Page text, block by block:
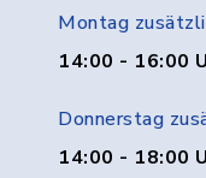
Montag
14:00 - 16:00
Donnerstag
14:00 - 18:00